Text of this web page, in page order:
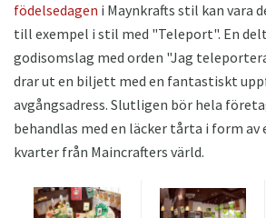
födelsedagen i Maynkrafts stil kan vara
till exempel i stil med "Teleport". En
godisomslag med orden "Jag
drar ut en biljett med en fantastiskt
avgångsadress. Slutligen bör hela
behandlas med en läcker tårta i form
kvarter från Maincrafters värld.